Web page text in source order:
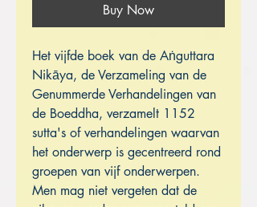
Buy Now
Het vijfde boek van de Aṅguttara
Nikāya, de Verzameling van de
Genummerde Verhandelingen van
de Boeddha, verzamelt 1152
sutta's of verhandelingen waarvan
het onderwerp is gecentreerd rond
groepen van vijf onderwerpen.
Men mag niet vergeten dat de